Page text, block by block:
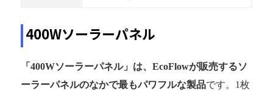
400Wソーラーパネル
「400Wソーラーパネル」は、EcoFlowが販売するソ
ーラーパネルのなかで最もパワフルな製品です。1枚